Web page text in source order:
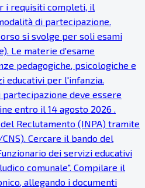
i requisiti completi, il
di partecipazione.
si svolge per soli esami
Le materie d'esame
pedagogiche, psicologiche e
educativi per l'infanzia.
partecipazione deve essere
entro il 14 agosto 2026 .
Reclutamento (INPA) tramite
Cercare il bando del
dei servizi educativi
comunale". Compilare il
allegando i documenti